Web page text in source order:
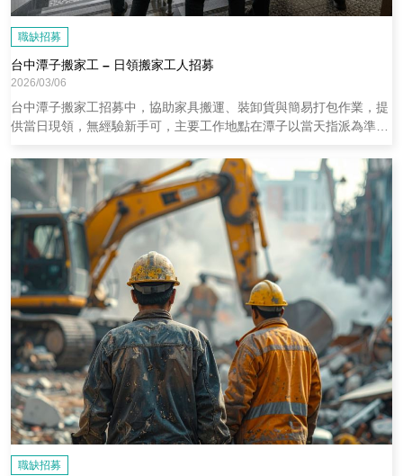
職缺招募
台中潭子搬家工 – 日領搬家工人招募
2026/03/06
台中潭子搬家工招募中，協助家具搬運、裝卸貨與簡易打包作業，提
供當日現領，無經驗新手可，主要工作地點在潭子以當天指派為準。
職缺招募